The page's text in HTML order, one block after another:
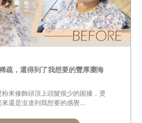
疏，還得到了我想要的豐厚瀏海
來修飾頭頂上頭髮很少的困擾，燙
還是沒達到我想要的感覺...